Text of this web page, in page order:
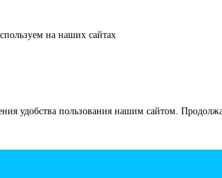
на наших сайтах
удобства пользования нашим сайтом.